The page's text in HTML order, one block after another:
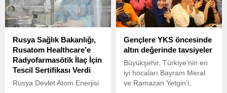
Rusya Sağlık Bakanlığı,
Rusatom Healthcare’e
Radyofarmasötik İlaç İçin
Tescil Sertifikası Verdi
Rusya Devlet Atom Enerjisi
Gençlere YKS öncesinde
altın değerinde tavsiyeler
Büyükşehir, Türkiye’nin en
iyi hocaları Bayram Meral
ve Ramazan Yetgin’i,